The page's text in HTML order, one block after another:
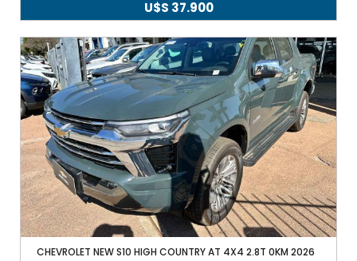
U$S 37.900
CHEVROLET NEW S10 HIGH COUNTRY AT 4X4 2.8T 0KM 2026